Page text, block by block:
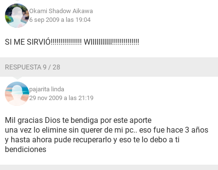
Okami Shadow Aikawa
6 sep 2009 a las 19:04
SI ME SIRVIÓ!!!!!!!!!!!!!!!! WIIIIIIIIIII!!!!!!!!!!!!!!
RESPUESTA 9 / 28
pajarita linda
29 nov 2009 a las 21:19
Mil gracias Dios te bendiga por este aporte
una vez lo elimine sin querer de mi pc.. eso fue hace 3 años
y hasta ahora pude recuperarlo y eso te lo debo a ti
bendiciones